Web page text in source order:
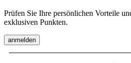
Prüfen Sie Ihre persönlichen Vorteile
exklusiven Punkten.
anmelden